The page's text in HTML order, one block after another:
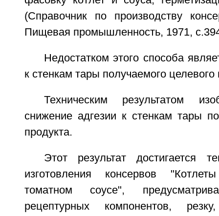
(Справочник по производству
Пищевая промышленность, 1971,
Недостатком этого способа
к стенкам тары получаемого целевого
Техническим результатом
снижение адгезии к стенкам тары
продукта.
Этот результат достигается
изготовления консервов
томатном соусе",
рецептурных компонентов,